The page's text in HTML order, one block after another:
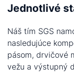
Jednotlivé
Náš tím SGS
nasledujúce
pásom, drvičové
vežu a výstupný